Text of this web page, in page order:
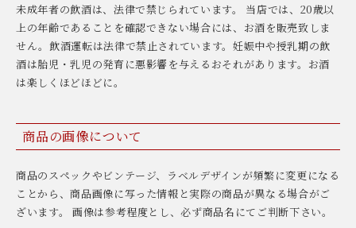
未成年者の飲酒は、法律で禁じられています。 当店では、20歳以
上の年齢であることを確認できない場合には、お酒を販売致しま
せん。飲酒運転は法律で禁止されています。妊娠中や授乳期の飲
酒は胎児・乳児の発育に悪影響を与えるおそれがあります。お酒
は楽しくほどほどに。
商品の画像について
商品のスペックやビンテージ、ラベルデザインが頻繁に変更になる
ことから、商品画像に写った情報と実際の商品が異なる場合がご
ざいます。 画像は参考程度とし、必ず商品名にてご判断下さい。